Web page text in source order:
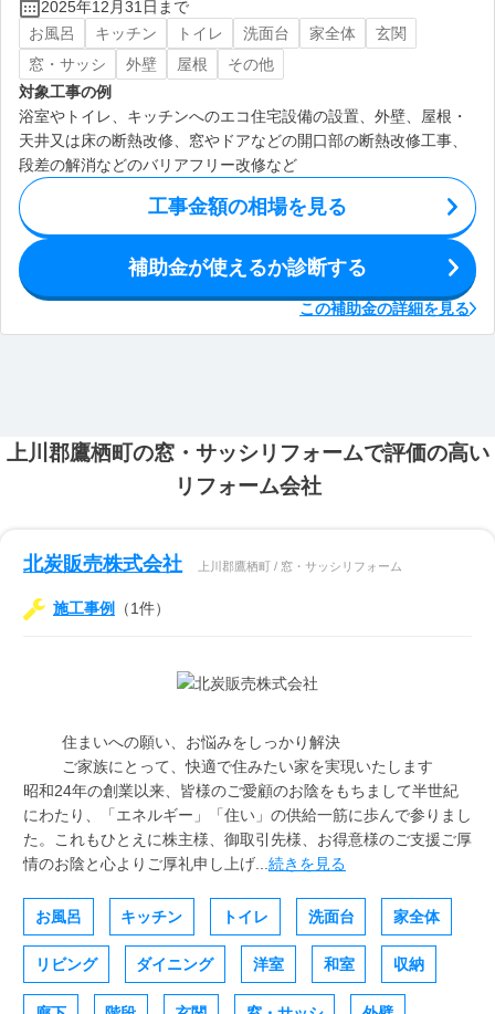
2025年12月31日まで
お風呂
キッチン トイレ 洗面台 家全体
玄関
窓・サッシ
外壁 屋根
その他
対象工事の例
浴室やトイレ、キッチンへのエコ住宅設備の設置、外壁、屋根・
天井又は床の断熱改修、窓やドアなどの開口部の断熱改修工事、
段差の解消などのバリアフリー改修など
工事金額の相場を見る
補助金が使えるか診断する
この補助金の詳細を見る
上川郡鷹栖町の窓・サッシリフォームで評価の高い
リフォーム会社
北炭販売株式会社 上川郡鷹栖町 / 窓・サッシリフォーム
施工事例 （1件）
住まいへの願い、お悩みをしっかり解決
ご家族にとって、快適で住みたい家を実現いたします
昭和24年の創業以来、皆様のご愛顧のお陰をもちまして半世紀
にわたり、「エネルギー」「住い」の供給一筋に歩んで参りまし
た。これもひとえに株主様、御取引先様、お得意様のご支援ご厚
情のお陰と心よりご厚礼申し上げ... 続きを見る
お風呂 キッチン トイレ 洗面台 家全体
リビング ダイニング 洋室 和室 収納